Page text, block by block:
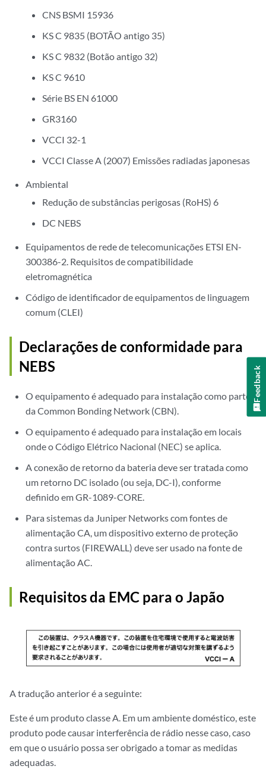
CNS BSMI 15936
KS C 9835 (BOTÃO antigo 35)
KS C 9832 (Botão antigo 32)
KS C 9610
Série BS EN 61000
GR3160
VCCI 32-1
VCCI Classe A (2007) Emissões radiadas japonesas
Ambiental
Redução de substâncias perigosas (RoHS) 6
DC NEBS
Equipamentos de rede de telecomunicações ETSI EN-
300386-2. Requisitos de compatibilidade
eletromagnética
Código de identificador de equipamentos de linguagem
comum (CLEI)
Declarações de conformidade para
NEBS
O equipamento é adequado para instalação como parte
da Common Bonding Network (CBN).
O equipamento é adequado para instalação em locais
onde o Código Elétrico Nacional (NEC) se aplica.
A conexão de retorno da bateria deve ser tratada como
um retorno DC isolado (ou seja, DC-I), conforme
definido em GR-1089-CORE.
Para sistemas da Juniper Networks com fontes de
alimentação CA, um dispositivo externo de proteção
contra surtos (FIREWALL) deve ser usado na fonte de
alimentação AC.
Requisitos da EMC para o Japão
A tradução anterior é a seguinte:
Este é um produto classe A. Em um ambiente doméstico, este
produto pode causar interferência de rádio nesse caso, caso
em que o usuário possa ser obrigado a tomar as medidas
adequadas.
Feedback